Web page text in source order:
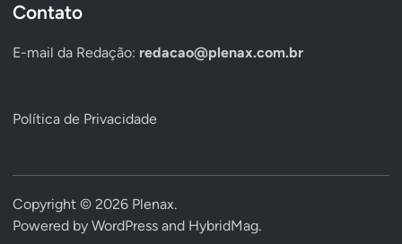
Contato
E-mail da Redação: redacao@plenax.com.br
Política de Privacidade
Copyright © 2026 Plenax.
Powered by WordPress and HybridMag.